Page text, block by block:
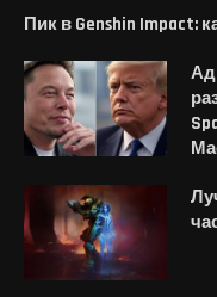
Пик в Genshin Impact: